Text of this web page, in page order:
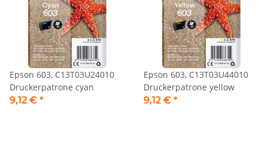
Epson 603, C13T03U24010
Druckerpatrone cyan
9,12 € *
Epson 603, C13T03U44010
Druckerpatrone yellow
9,12 € *